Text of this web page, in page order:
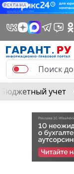
РЕКЛАМА
Бюджетный учет